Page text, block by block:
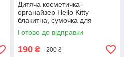
Дитяча косметичка-
органайзер Hello Kitty
блакитна, сумочка для
девочек Хэллоу Кітті
Готово до відправки
190 ₴ 200 ₴